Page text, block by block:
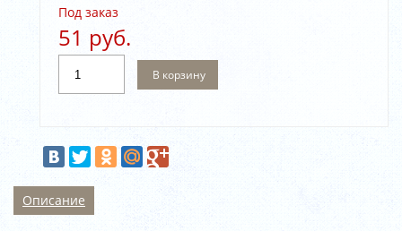
Под заказ
51 руб.
В корзину
Описание